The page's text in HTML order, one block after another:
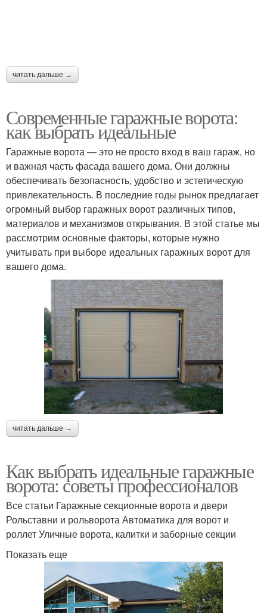
читать дальше →
Современные гаражные ворота:
как выбрать идеальные
Гаражные ворота — это не просто вход в ваш гараж, но
и важная часть фасада вашего дома. Они должны
обеспечивать безопасность, удобство и эстетическую
привлекательность. В последние годы рынок предлагает
огромный выбор гаражных ворот различных типов,
материалов и механизмов открывания. В этой статье мы
рассмотрим основные факторы, которые нужно
учитывать при выборе идеальных гаражных ворот для
вашего дома.
читать дальше →
Как выбрать идеальные гаражные
ворота: советы профессионалов
Все статьи Гаражные секционные ворота и двери
Рольставни и рольворота Автоматика для ворот и
роллет Уличные ворота, калитки и заборные секции
Показать еще